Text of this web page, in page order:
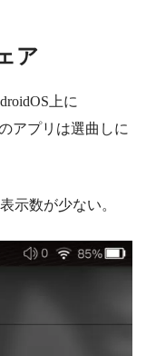
ア
上に
アプリは選曲しに
示数が少ない。